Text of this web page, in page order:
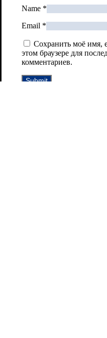
Name *
Email *
Сохранить моё имя,
этом браузере для
комментариев.